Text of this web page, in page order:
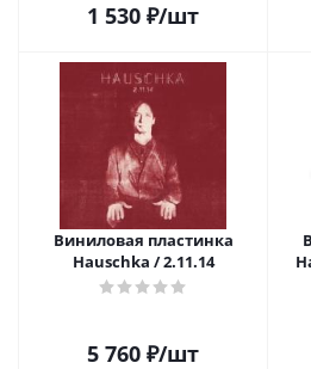
1 530 ₽/шт
Виниловая пластинка
Hauschka / 2.11.14
5 760 ₽/шт